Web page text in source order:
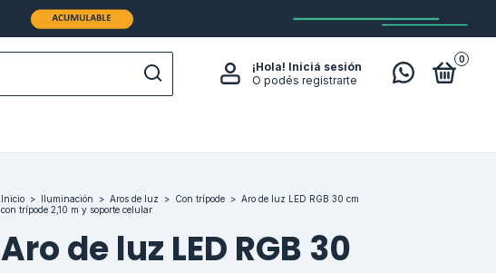
¡Hola! Iniciá sesión
O podés registrarte
0
Inicio > Iluminación > Aros de luz > Con trípode > Aro de luz LED RGB 30 cm
con trípode 2,10 m y soporte celular
Aro de luz LED RGB 30